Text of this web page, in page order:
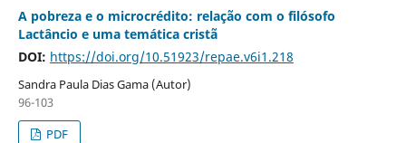
A pobreza e o microcrédito: relação com o filósofo
Lactâncio e uma temática cristã
DOI: https://doi.org/10.51923/repae.v6i1.218
Sandra Paula Dias Gama (Autor)
96-103
PDF